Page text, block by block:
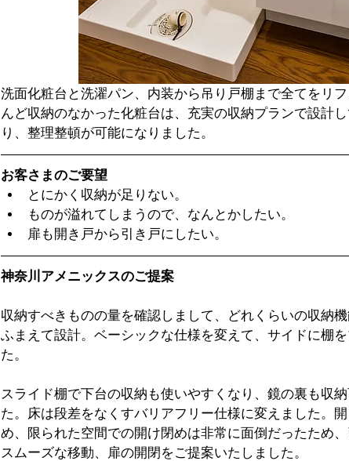
洗面化粧台と洗濯パン、内装から吊り戸棚まで全てをリ
んど収納のなかった化粧台は、充実の収納プランで設計
り、整理整頓が可能になりました。
お客さまのご要望
とにかく収納が足りない。
ものが溢れてしまうので、なんとかしたい。
扉も開き戸から引き戸にしたい。
神奈川アメニックスのご提案
収納すべきものの量を確認しまして、どれくらいの収納
ふまえて設計。ベーシックな仕様を変えて、サイドに棚
た。
スライド棚で下台の収納も使いやすくなり、鏡の裏も収
た。床は段差をなくすバリアフリー仕様に変えました。
め、限られた空間での開け閉めは非常に面倒だったため
スムーズな移動、扉の開閉をご提案いたしました。